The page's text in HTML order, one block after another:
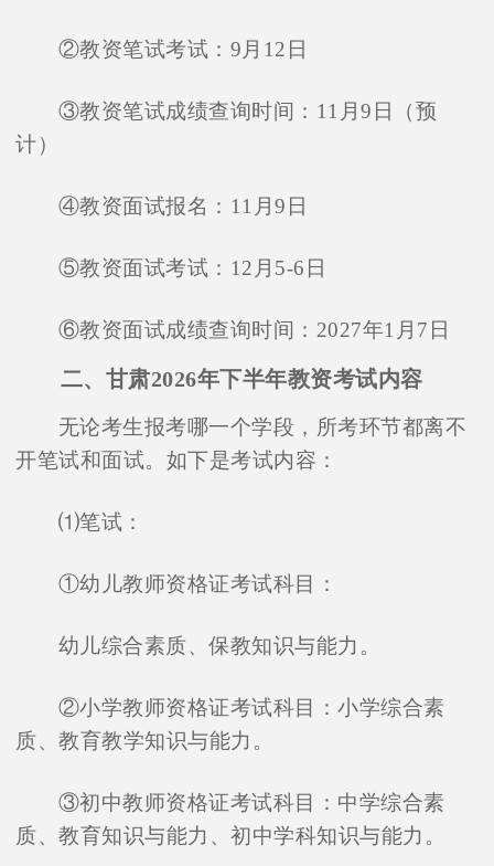
②教资笔试考试：9月12日
③教资笔试成绩查询时间：11月9日（预
计）
④教资面试报名：11月9日
⑤教资面试考试：12月5-6日
⑥教资面试成绩查询时间：2027年1月7日
二、甘肃2026年下半年教资考试内容
无论考生报考哪一个学段，所考环节都离不
开笔试和面试。如下是考试内容：
⑴笔试：
①幼儿教师资格证考试科目：
幼儿综合素质、保教知识与能力。
②小学教师资格证考试科目：小学综合素
质、教育教学知识与能力。
③初中教师资格证考试科目：中学综合素
质、教育知识与能力、初中学科知识与能力。